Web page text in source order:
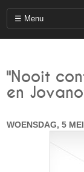
"Nooit
en
WOENSDAG, 5